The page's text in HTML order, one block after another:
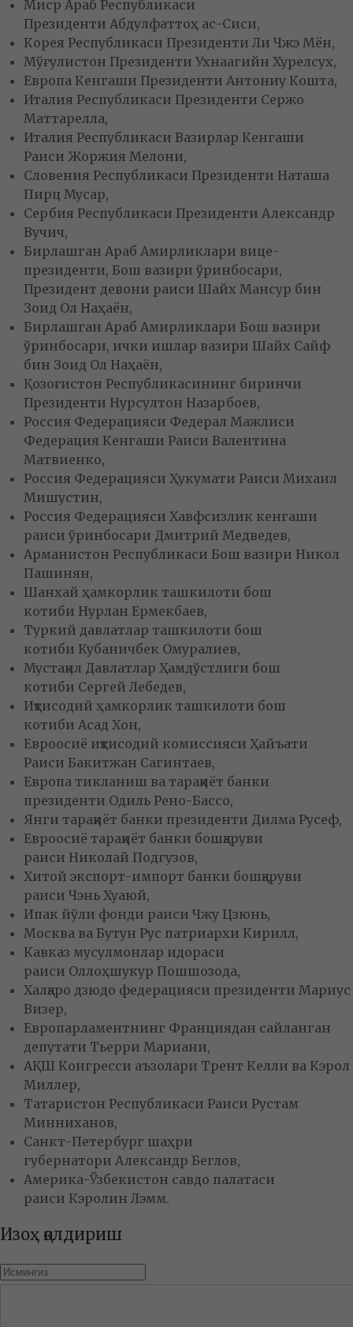
Миср Араб Республикаси
Президенти Абдулфаттоҳ ас-Сиси,
Корея Республикаси Президенти Ли Чжэ Мён,
Мўғулистон Президенти Ухнаагийн Хурелсух,
Европа Кенгаши Президенти Антониу Кошта,
Италия Республикаси Президенти Сержо
Маттарелла,
Италия Республикаси Вазирлар Кенгаши
Раиси Жоржия Мелони,
Словения Республикаси Президенти Наташа
Пирц Мусар,
Сербия Республикаси Президенти Александр
Вучич,
Бирлашган Араб Амирликлари вице-
президенти, Бош вазири ўринбосари,
Президент девони раиси Шайх Мансур бин
Зоид Ол Наҳаён,
Бирлашган Араб Амирликлари Бош вазири
ўринбосари, ички ишлар вазири Шайх Сайф
бин Зоид Ол Наҳаён,
Қозоғистон Республикасининг биринчи
Президенти Нурсултон Назарбоев,
Россия Федерацияси Федерал Мажлиси
Федерация Кенгаши Раиси Валентина
Матвиенко,
Россия Федерацияси Ҳукумати Раиси Михаил
Мишустин,
Россия Федерацияси Хавфсизлик кенгаши
раиси ўринбосари Дмитрий Медведев,
Арманистон Республикаси Бош вазири Никол
Пашинян,
Шанхай ҳамкорлик ташкилоти бош
котиби Нурлан Ермекбаев,
Туркий давлатлар ташкилоти бош
котиби Кубаничбек Омуралиев,
Мустақил Давлатлар Ҳамдўстлиги бош
котиби Сергей Лебедев,
Иқтисодий ҳамкорлик ташкилоти бош
котиби Асад Хон,
Евроосиё иқтисодий комиссияси Ҳайъати
Раиси Бакитжан Сагинтаев,
Европа тикланиш ва тараққиёт банки
президенти Одиль Рено-Бассо,
Янги тараққиёт банки президенти Дилма Русеф,
Евроосиё тараққиёт банки бошқаруви
раиси Николай Подгузов,
Хитой экспорт-импорт банки бошқаруви
раиси Чэнь Хуаюй,
Ипак йўли фонди раиси Чжу Цзюнь,
Москва ва Бутун Рус патриархи Кирилл,
Кавказ мусулмонлар идораси
раиси Оллоҳшукур Пошшозода,
Халқаро дзюдо федерацияси президенти Мариус
Визер,
Европарламентнинг Франциядан сайланган
депутати Тьерри Мариани,
АҚШ Конгресси аъзолари Трент Келли ва Кэрол
Миллер,
Татаристон Республикаси Раиси Рустам
Минниханов,
Санкт-Петербург шаҳри
губернатори Александр Беглов,
Америка-Ўзбекистон савдо палатаси
раиси Кэролин Лэмм.
Изоҳ қолдириш